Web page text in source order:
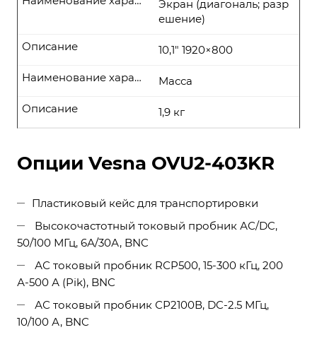
Экран (диагональ; разр
ешение)
10,1" 1920×800
Описание
Масса
Наименование характеристики
1,9 кг
Описание
Опции Vesna OVU2-403KR
Пластиковый кейс для транспортировки
Высокочастотный токовый пробник АС/DC,
50/100 МГц, 6А/30А, BNC
АС токовый пробник RСP500, 15-300 кГц, 200
А-500 А (Pik), BNC
АС токовый пробник СР2100В, DC-2.5 МГц,
10/100 А, BNC